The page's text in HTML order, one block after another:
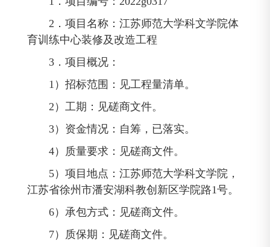
2．项目名称：江苏师范大学科文学院体
育训练中心装修及改造工程
3．项目概况：
1）招标范围：见工程量清单。
2）工期：见磋商文件。
3）资金情况：自筹，已落实。
4）质量要求：见磋商文件。
5）项目地点：江苏师范大学科文学院，
江苏省徐州市潘安湖科教创新区学院路1号。
6）承包方式：见磋商文件。
7）质保期：见磋商文件。